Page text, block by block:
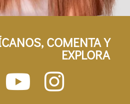
COMENTA Y
EXPLORA